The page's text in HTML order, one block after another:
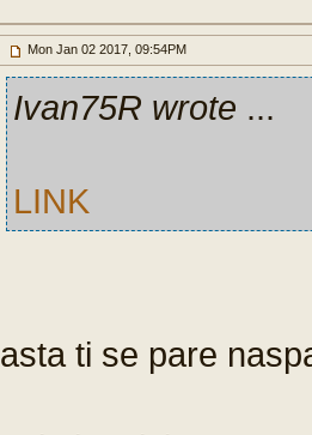
Mon Jan 02 2017, 09:54PM
Ivan75R wrote ...
LINK
asta ti se pare